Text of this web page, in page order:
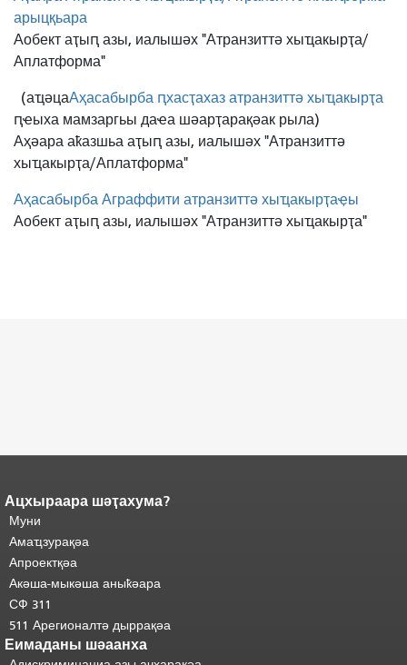
арыцқьара
Аобект аҭыԥ азы, иалышәх "Атранзиттә хыҵакырҭа/
Аплатформа"
Аҳасабырба ԥхасҭахаз атранзиттә хыҵакырҭа
(аҵәца
ԥҽыха мамзаргьы даҽа шәарҭарақәак рыла)
Аҳәара аҟазшьа аҭыԥ азы, иалышәх "Атранзиттә
хыҵакырҭа/Аплатформа"
Аҳасабырба Аграффити атранзиттә хыҵакырҭаҿы
Аобект аҭыԥ азы, иалышәх "Атранзиттә хыҵакырҭа"
Ацхыраара шәҭахума?
Муни
Амаҵзурақәа
Апроектқәа
Акәша-мыкәша аныҟәара
СФ 311
511 Арегионалтә дыррақәа
Еимаданы шәаанха